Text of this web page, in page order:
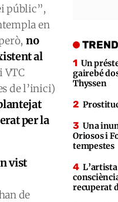
públic”,
en
no
al
VTC
de l’inici)
per la
vist
de
Un
gairebé
Thyssen
Una
Oriosos i
tempestes
recuperat